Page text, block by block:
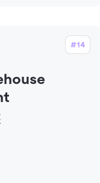
#14